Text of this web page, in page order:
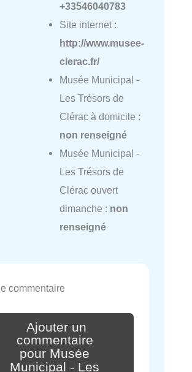
+33546040783
Site internet :
http://www.musee-
clerac.fr/
Musée Municipal -
Les Trésors de
Clérac à domicile :
non renseigné
Musée Municipal -
Les Trésors de
Clérac ouvert
dimanche : non
renseigné
commentaire
Ajouter un
commentaire
pour Musée
Municipal - Les